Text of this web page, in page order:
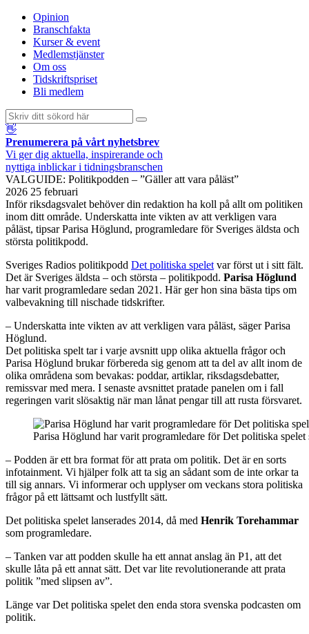
Opinion
Branschfakta
Kurser & event
Medlemstjänster
Om oss
Tidskriftspriset
Bli medlem
👋
Prenumerera på vårt nyhetsbrev
Vi ger dig aktuella, inspirerande och
nyttiga inblickar i tidningsbranschen
VALGUIDE: Politikpodden – ”Gäller att vara påläst”
2026 25 februari
Inför riksdagsvalet behöver din redaktion ha koll på allt om politiken
inom ditt område. Underskatta inte vikten av att verkligen vara
påläst, tipsar Parisa Höglund, programledare för Sveriges äldsta och
största politikpodd.
Sveriges Radios politikpodd Det politiska spelet var först ut i sitt fält.
Det är Sveriges äldsta – och största – politikpodd. Parisa Höglund
har varit programledare sedan 2021. Här ger hon sina bästa tips om
valbevakning till nischade tidskrifter.
– Underskatta inte vikten av att verkligen vara påläst, säger Parisa
Höglund.
Det politiska spelt tar i varje avsnitt upp olika aktuella frågor och
Parisa Höglund brukar förbereda sig genom att ta del av allt inom de
olika områdena som bevakas: poddar, artiklar, riksdagsdebatter,
remissvar med mera. I senaste avsnittet pratade panelen om i fall
regeringen varit slösaktig när man lånat pengar till att rusta försvaret.
Parisa Höglund har varit programledare för Det politiska
– Podden är ett bra format för att prata om politik. Det är en sorts
infotainment. Vi hjälper folk att ta sig an sådant som de inte orkar ta
till sig annars. Vi informerar och upplyser om veckans stora politiska
frågor på ett lättsamt och lustfyllt sätt.
Det politiska spelet lanserades 2014, då med Henrik Torehammar
som programledare.
– Tanken var att podden skulle ha ett annat anslag än P1, att det
skulle låta på ett annat sätt. Det var lite revolutionerande att prata
politik ”med slipsen av”.
Länge var Det politiska spelet den enda stora svenska podcasten om
politik.